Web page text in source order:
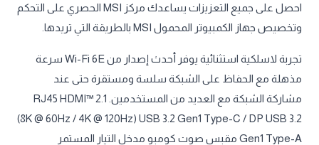
احصل على جميع التعزيزات يساعدك مركز MSI الحصري على التحكم
وتخصيص جهاز الكمبيوتر المحمول MSI بالطريقة التي تريدها.
تجربة لاسلكية استثنائية يوفر أحدث إصدار من Wi-Fi 6E سرعة
مذهلة مع الحفاظ على الشبكة سلسة ومستقرة حتى عند
مشاركة الشبكة مع العديد من المستخدمين. RJ45 HDMI™ 2.1
(8K @ 60Hz / 4K @ 120Hz) USB 3.2 Gen1 Type-C / DP USB 3.2
Gen1 Type-A مقبس صوت كومبو مدخل التيار المستمر